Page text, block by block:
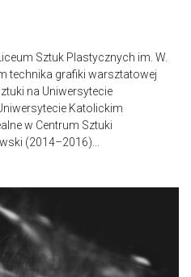
Sztuk Plastycznych im. W.
technika grafiki warsztatowej
na Uniwersytecie
Katolickim
w Centrum Sztuki
(2014–2016)...